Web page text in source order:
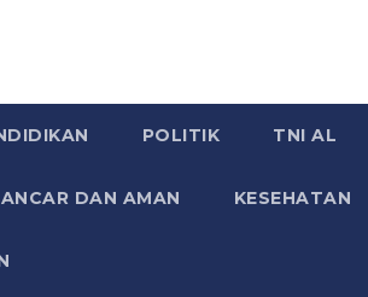
POLITIK TNI AL
DAN AMAN KESEHATAN